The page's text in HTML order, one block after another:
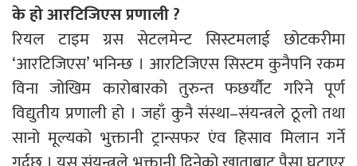
के हो आरटिजिएस प्रणाली ?
रियल टाइम ग्रस सेटलमेन्ट सिस्टमलाई छोटकरीमा
‘आरटिजिएस’ भनिन्छ । आरटिजिएस सिस्टम कुनैपनि रकम
विना जोखिम कारोबारको तुरुन्त फछर्यौट गरिने पूर्ण
विद्युतीय प्रणाली हो । जहाँ कुनै संस्था–संयन्त्रले ठूलो तथा
सानो मूल्यको भुक्तानी ट्रान्सफर एंव हिसाव मिलान गर्ने